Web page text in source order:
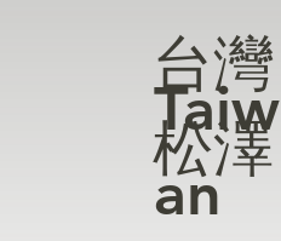
台灣
松澤
Taiw
an